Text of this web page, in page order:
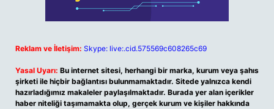
Reklam ve İletişim: Skype: live:.cid.575569c608265c69
Yasal Uyarı: Bu internet sitesi, herhangi bir marka, kurum veya şahıs
şirketi ile hiçbir bağlantısı bulunmamaktadır. Sitede yalnızca kendi
hazırladığımız makaleler paylaşılmaktadır. Burada yer alan içerikler
haber niteliği taşımamakta olup, gerçek kurum ve kişiler hakkında